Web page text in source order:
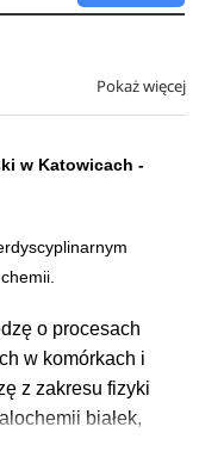
Pokaż więcej
w Katowicach-
o procesach
w komórkach i
z zakresu fizyki
białek,